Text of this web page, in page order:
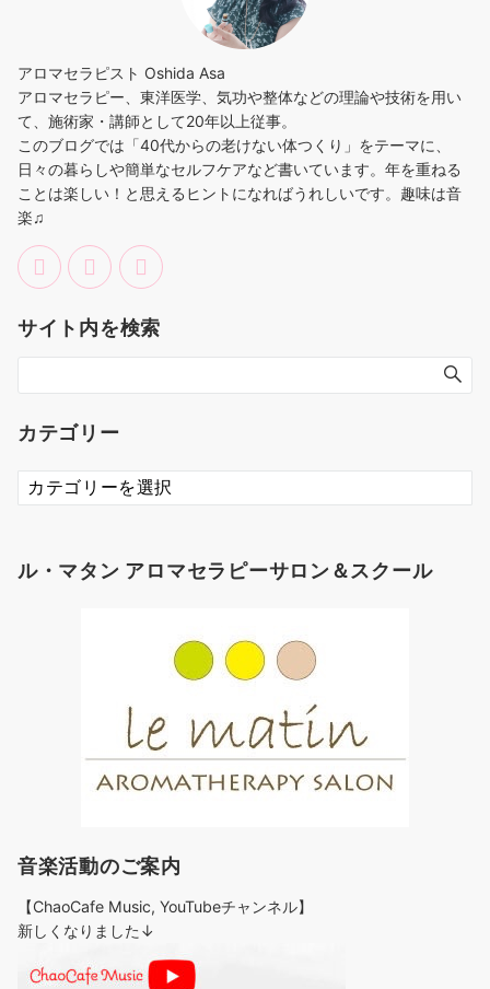
アロマセラピスト Oshida Asa
アロマセラピー、東洋医学、気功や整体などの理論や技術を用い
て、施術家・講師として20年以上従事。
このブログでは「40代からの老けない体つくり」をテーマに、
日々の暮らしや簡単なセルフケアなど書いています。年を重ねる
ことは楽しい！と思えるヒントになればうれしいです。趣味は音
楽♫
サイト内を検索
カテゴリー
カ
テ
ー
ル・マタン アロマセラピーサロン＆スクール
音楽活動のご案内
【ChaoCafe Music, YouTubeチャンネル】
新しくなりました↓